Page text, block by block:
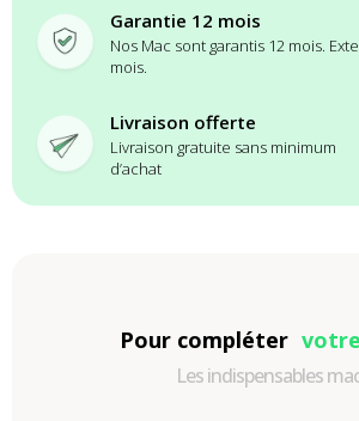
Garantie 12 mois
Nos Mac sont garantis 12 mois.
mois.
Livraison offerte
Livraison gratuite sans minimum
d’achat
Pour compléter
Les indispensables